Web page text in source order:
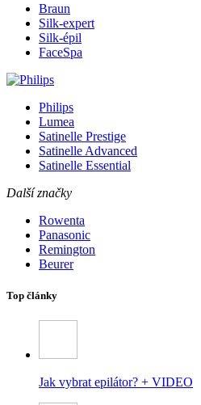
Braun
Silk-expert
Silk-épil
FaceSpa
Philips
Lumea
Satinelle Prestige
Satinelle Advanced
Satinelle Essential
Další značky
Rowenta
Panasonic
Remington
Beurer
Top články
Jak vybrat epilátor? + VIDEO